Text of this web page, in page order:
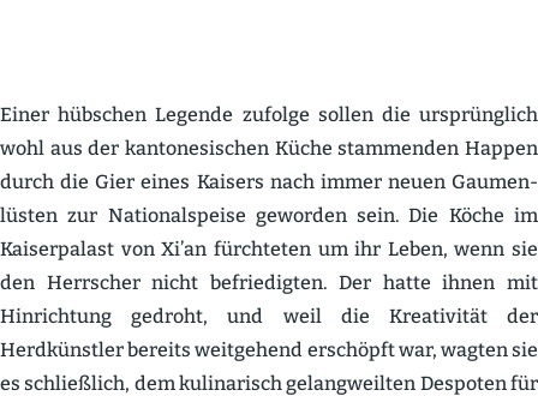
Einer hübschen Legende zufolge sollen die ursprünglich
wohl aus der kanto­ne­si­schen Küche stammenden Happen
durch die Gier eines Kaisers nach immer neuen Gaumen­
lüsten zur Natio­nal­speise geworden sein. Die Köche im
Kaiser­palast von Xi’an fürch­teten um ihr Leben, wenn sie
den Herrscher nicht befrie­digten. Der hatte ihnen mit
Hinrichtung gedroht, und weil die Kreati­vität der
Herdkünstler bereits weitgehend erschöpft war, wagten sie
es schließlich, dem kulina­risch gelang­weilten Despoten für